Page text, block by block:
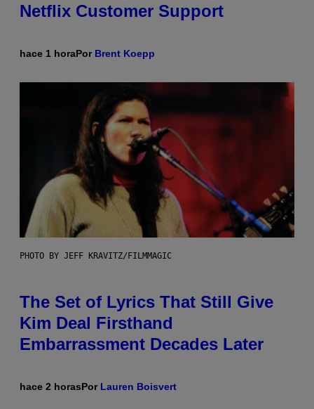
Netflix Customer Support
hace 1 horaPor Brent Koepp
PHOTO BY JEFF KRAVITZ/FILMMAGIC
The Set of Lyrics That Still Give
Kim Deal Firsthand
Embarrassment Decades Later
hace 2 horasPor Lauren Boisvert